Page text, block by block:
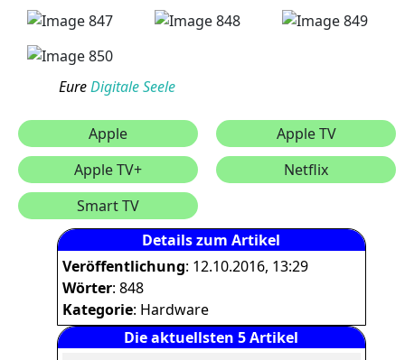
EureDigitale Seele
Apple
Apple TV
Apple TV+
Netflix
Smart TV
Details zum Artikel
Veröffentlichung: 12.10.2016, 13:29
Wörter: 848
Kategorie: Hardware
Die aktuellsten 5 Artikel